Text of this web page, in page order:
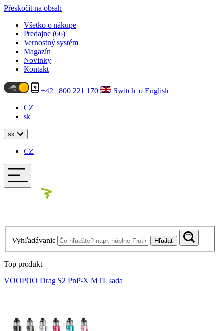
Přeskočit na obsah
Všetko o nákupe
Predajne (66)
Vernostný systém
Magazín
Novinky
Kontakt
+421 800 221 170
Switch to English
CZ
sk
sk
CZ
Vyhľadávanie Hľadať
Top produkt
VOOPOO Drag S2 PnP-X MTL sada